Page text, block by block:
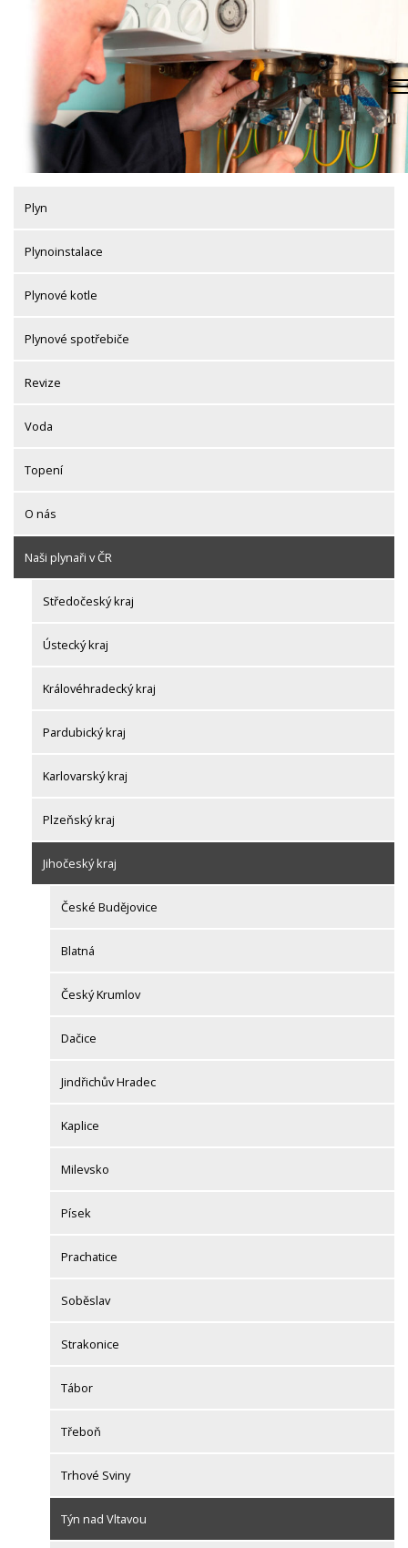
Plyn
Plynoinstalace
Plynové kotle
Plynové spotřebiče
Revize
Voda
Topení
O nás
Naši plynaři v ČR
Středočeský kraj
Ústecký kraj
Královéhradecký kraj
Pardubický kraj
Karlovarský kraj
Plzeňský kraj
Jihočeský kraj
České Budějovice
Blatná
Český Krumlov
Dačice
Jindřichův Hradec
Kaplice
Milevsko
Písek
Prachatice
Soběslav
Strakonice
Tábor
Třeboň
Trhové Sviny
Týn nad Vltavou